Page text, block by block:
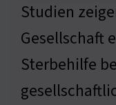
Studien
Gesellschaft
Sterbehilfe